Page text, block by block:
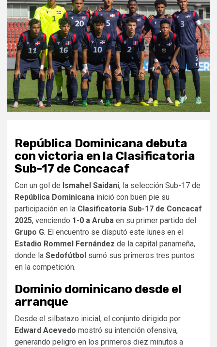
República Dominicana debuta
con victoria en la Clasificatoria
Sub-17 de Concacaf
Con un gol de Ismahel Saidani, la selección Sub-17 de
República Dominicana inició con buen pie su
participación en la Clasificatoria Sub-17 de Concacaf
2025, venciendo 1-0 a Aruba en su primer partido del
Grupo G. El encuentro se disputó este lunes en el
Estadio Rommel Fernández de la capital panameña,
donde la Sedofútbol sumó sus primeros tres puntos
en la competición.
Dominio dominicano desde el
arranque
Desde el silbatazo inicial, el conjunto dirigido por
Edward Acevedo mostró su intención ofensiva,
generando peligro en los primeros diez minutos a